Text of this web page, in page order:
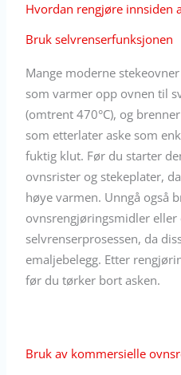
Hvordan rengjøre innsiden
Bruk selvrenserfunksjonen
Mange moderne
som varmer opp ovnen til
(omtrent 470°C), og
som etterlater aske som
fuktig klut. Før du starter
ovnsrister og stekeplater,
høye varmen. Unngå også
ovnsrengjøringsmidler
selvrenserprosessen, da
emaljebelegg. Etter
før du tørker bort asken.
Bruk av kommersielle